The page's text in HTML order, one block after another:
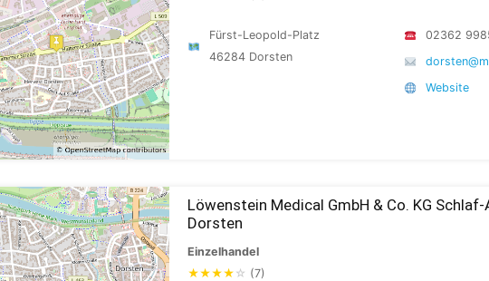
Fürst-Leopold-Platz
46284 Dorsten
02362
Website
Löwenstein Medical GmbH & Co. KG
Dorsten
Einzelhandel
★★★★ ☆ (7)